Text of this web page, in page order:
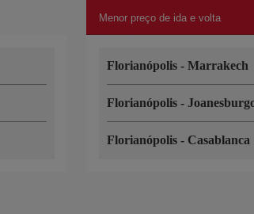
Menor preço de ida e volta
Florianópolis - Marrakech
Florianópolis -
Florianópolis - Casablanca